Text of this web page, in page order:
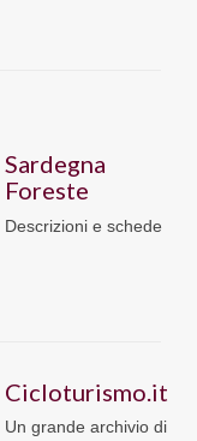
Sardegna
Foreste
Descrizioni e schede
Cicloturismo.it
Un grande archivio di